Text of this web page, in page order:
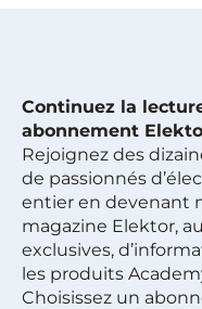
Continuez la
abonnement
Rejoignez des
de passionnés
entier en devenant
magazine Elektor,
exclusives,
les produits
Choisissez un